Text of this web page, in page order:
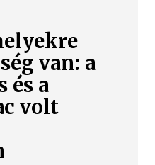
van: a
és a
volt